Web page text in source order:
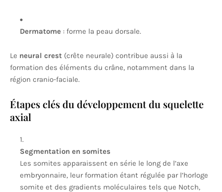
Dermatome : forme la peau dorsale.
Le neural crest (crête neurale) contribue aussi à la
formation des éléments du crâne, notamment dans la
région cranio-faciale.
Étapes clés du développement du squelette
axial
Segmentation en somites
Les somites apparaissent en série le long de l’axe
embryonnaire, leur formation étant régulée par l’horloge
somite et des gradients moléculaires tels que Notch,